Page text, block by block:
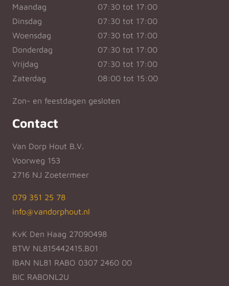
Maandag
07:30 tot 17:00
Dinsdag
07:30 tot 17:00
Woensdag
07:30 tot 17:00
Donderdag
07:30 tot 17:00
Vrijdag
07:30 tot 17:00
Zaterdag
08:00 tot 15:00
Zon- en feestdagen gesloten
Contact
Van Dorp Hout B.V.
Voorweg 153
2716 NJ Zoetermeer
079 351 25 78
info@vandorphout.nl
KvK Den Haag 27090498
BTW NL815442415.B01
IBAN NL81 RABO 0307 2460 00
BIC RABONL2U